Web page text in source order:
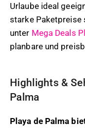
Urlaube ideal
starke Paketpreise
unter Mega Deals
planbare und
Highlights &
Palma
Playa de Palma